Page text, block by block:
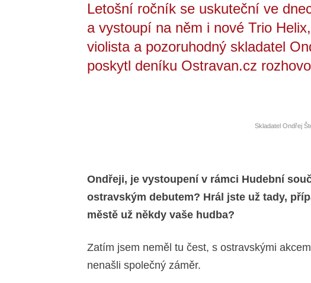
Letošní ročník se uskuteční ve
a vystoupí na něm i nové Trio
violista a pozoruhodný skladatel
poskytl deníku Ostravan.cz
Skladatel Ondřej
Ondřeji, je vystoupení v rámci Hudební
ostravským debutem? Hrál jste už tady,
městě už někdy vaše hudba?
Zatím jsem neměl tu čest, s ostravskými
nenašli společný záměr.